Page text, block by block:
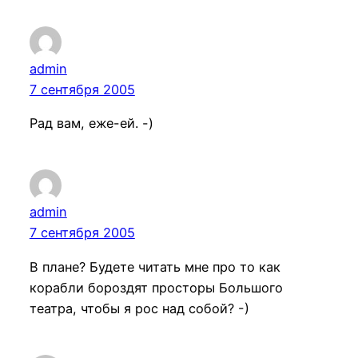
admin
7 сентября 2005
Рад вам, еже-ей. -)
admin
7 сентября 2005
В плане? Будете читать мне про то как
корабли бороздят просторы Большого
театра, чтобы я рос над собой? -)